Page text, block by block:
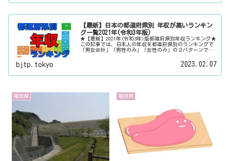
【最新】日本の都道府県別 年収が高いランキン
グ一覧2021年(令和3年版)
★【最新】2021年(令和3年)版都道府県別年収ランキング★
この記事では、日本人の年収を都道府県別のランキングで
「男女合計」「男性のみ」「女性のみ」の３パターンでご
齢と平均の勤続年数についても表示しています。
bjtp.tokyo 2023.02.07
福岡県 福岡県